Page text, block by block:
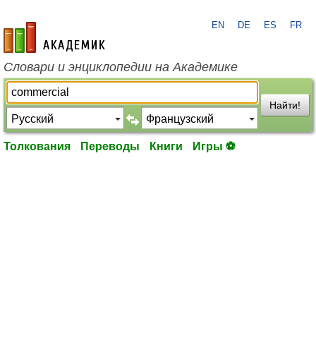
academic.ru
EN DE ES FR
Словари и энциклопедии на Академике
Найти!
Толкования Переводы Книги Игры ⚽